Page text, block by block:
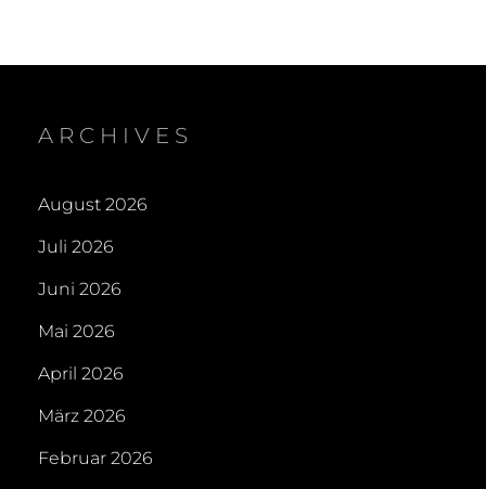
ARCHIVES
August 2026
Juli 2026
Juni 2026
Mai 2026
April 2026
März 2026
Februar 2026